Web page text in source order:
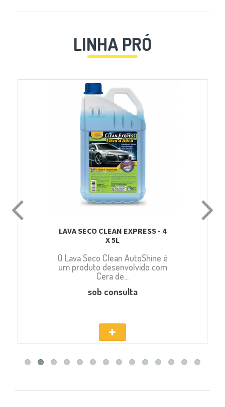
LINHA PRÓ
LAVA SECO CLEAN EXPRESS - 4
X 5L
O Lava Seco Clean AutoShine é
um produto desenvolvido com
Cera de...
sob consulta